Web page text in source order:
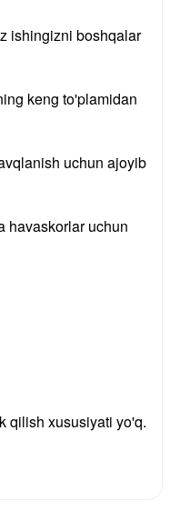
ishingizni boshqalar
keng to'plamidan
uchun ajoyib
havaskorlar uchun
qilish xususiyati yo'q.